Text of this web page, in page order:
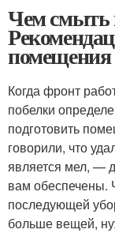
Чем смыть
помещения
Когда фронт
побелки
подготовить
говорили, что
является мел, —
вам обеспечены.
последующей
больше вещей,